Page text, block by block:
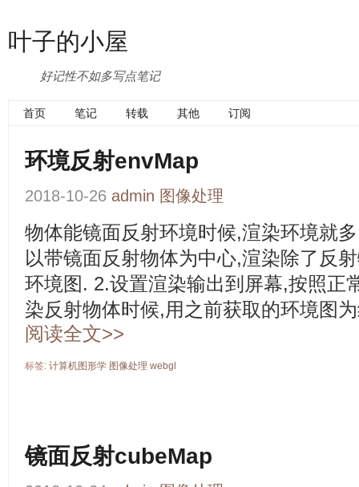
叶子的小屋
好记性不如多写点笔记
首页 笔记 转载 其他 订阅
环境反射envMap
2018-10-26 admin 图像处理
物体能镜面反射环境时候,渲染环境就
以带镜面反射物体为中心,渲染除了反
环境图. 2.设置渲染输出到屏幕,按照正
染反射物体时候,用之前获取的环境图
阅读全文>>
标签: 计算机图形学 图像处理 webgl
镜面反射cubeMap